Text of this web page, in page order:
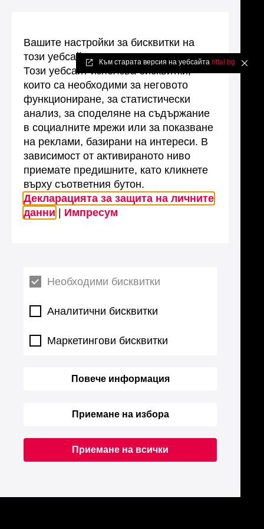
Към старата версия на уебсайта rittal.bg ✖
Вашите настройки за бисквитки на
този уебсайт
Този уебсайт използва бисквитки,
които са необходими за неговото
функциониране, за статистически
анализ, за споделяне на съдържание
в социалните мрежи или за показване
на реклами, базирани на интереси. В
зависимост от активираното ниво
приемате предишните, като кликнете
върху съответния бутон.
Декларацията за защита на личните
данни
Импресум
Необходими бисквитки
Аналитични бисквитки
Маркетингови бисквитки
Повече информация
Приемане на избора
Приемане на всички